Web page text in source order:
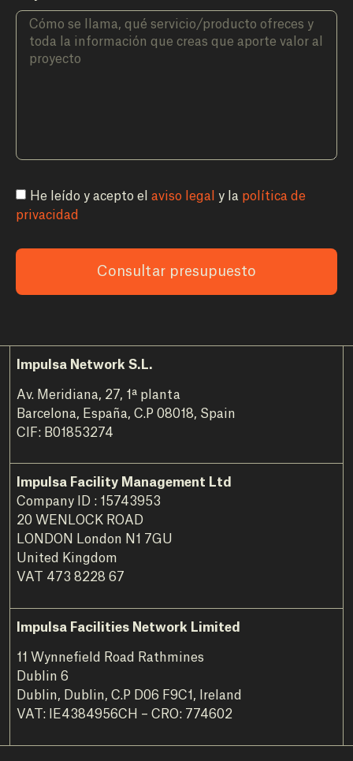
He leído y acepto el aviso legal y la política de
privacidad
Consultar presupuesto
Impulsa Network S.L.
Av. Meridiana, 27, 1ª planta
Barcelona, España, C.P 08018, Spain
CIF: B01853274
Impulsa Facility Management Ltd
Company ID : 15743953
20 WENLOCK ROAD
LONDON London N1 7GU
United Kingdom
VAT 473 8228 67
Impulsa Facilities Network Limited
11 Wynnefield Road Rathmines
Dublin 6
Dublin, Dublin, C.P D06 F9C1, Ireland
VAT: IE4384956CH – CRO: 774602